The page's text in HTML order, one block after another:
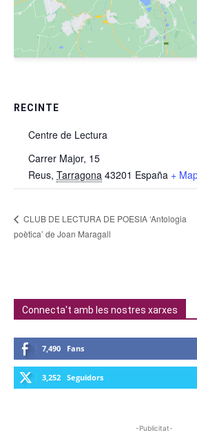
RECINTE
Centre de Lectura
Carrer Major, 15
Reus, Tarragona 43201 España +
CLUB DE LECTURA DE POESIA ‘Antologia
poètica’ de Joan Maragall
Connecta't amb les nostres xarxes
7,490 Fans
3,252 Seguidors
-Publicitat-